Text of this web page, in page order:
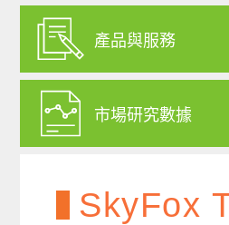
產品與服務
市場研究數據
SkyFox